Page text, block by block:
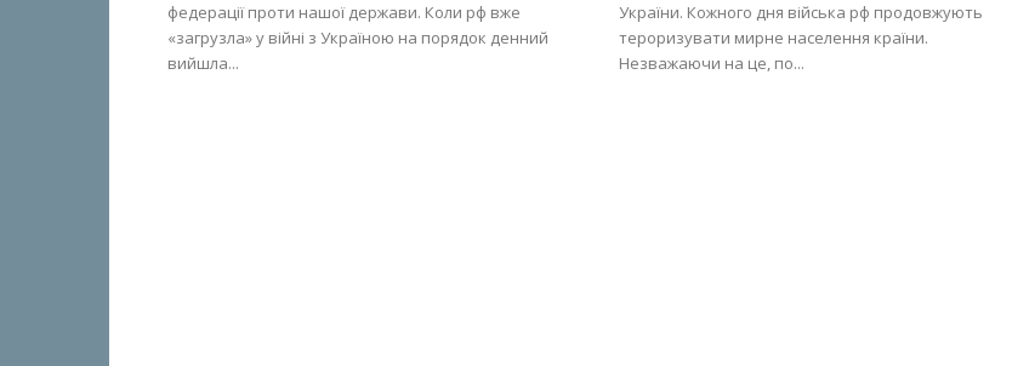
федерації проти нашої держави. Коли рф вже
«загрузла» у війні з Україною на порядок денний
вийшла...
України. Кожного дня війська рф продовжують
тероризувати мирне населення країни.
Незважаючи на це, по...